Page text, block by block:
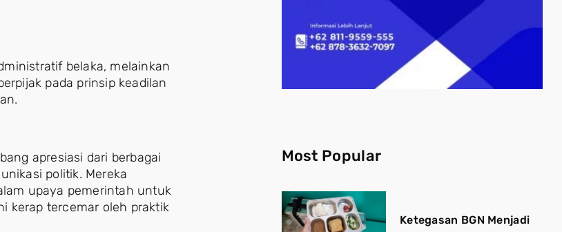
belaka, melainkan
pada prinsip keadilan
apresiasi dari berbagai
politik. Mereka
upaya pemerintah untuk
kerap tercemar oleh praktik
Most Popular
Ketegasan BGN Menjadi